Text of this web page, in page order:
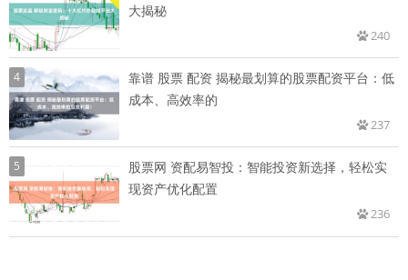
大揭秘
240
4
靠谱 股票 配资 揭秘最划算的股票配资平台：低
成本、高效率的
237
5
股票网 资配易智投：智能投资新选择，轻松实
现资产优化配置
236